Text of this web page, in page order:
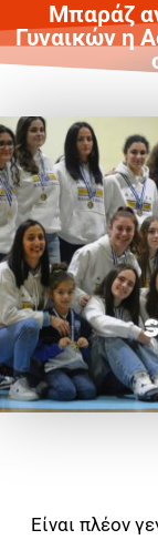
Μπαράζ
Γυναικών η
Είναι πλέον